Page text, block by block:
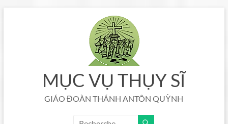
MỤC VỤ THỤY SĨ
GIÁO ĐOÀN THÁNH ANTÔN QUỲNH